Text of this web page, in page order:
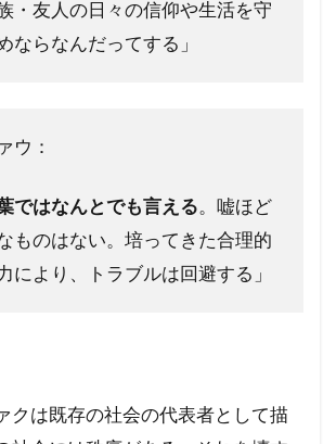
族・友人の日々の信仰や生活を守
ならなんだってする」
ウ：
ではなんとでも言える。嘘ほど
ものはない。培ってきた合理的
により、トラブルは回避する」
クは既存の社会の代表者として描